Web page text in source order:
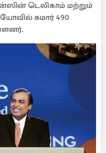
டெலிகாம் மற்றும்
சுமார் 490